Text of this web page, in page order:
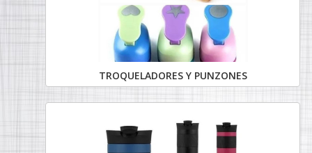
TROQUELADORES Y PUNZONES